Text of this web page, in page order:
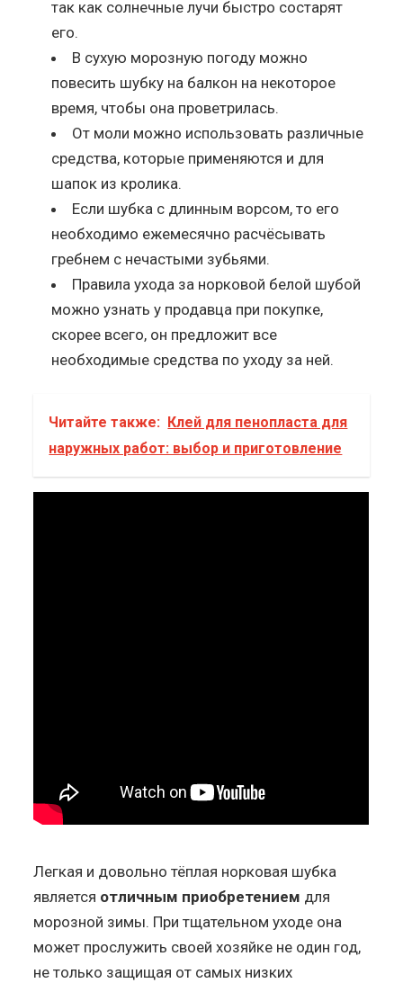
так как солнечные лучи быстро состарят
его.
В сухую морозную погоду можно
повесить шубку на балкон на некоторое
время, чтобы она проветрилась.
От моли можно использовать различные
средства, которые применяются и для
шапок из кролика.
Если шубка с длинным ворсом, то его
необходимо ежемесячно расчёсывать
гребнем с нечастыми зубьями.
Правила ухода за норковой белой шубой
можно узнать у продавца при покупке,
скорее всего, он предложит все
необходимые средства по уходу за ней.
Читайте также: Клей для пенопласта для
наружных работ: выбор и приготовление
Легкая и довольно тёплая норковая шубка
является отличным приобретением для
морозной зимы. При тщательном уходе она
может прослужить своей хозяйке не один год,
не только защищая от самых низких